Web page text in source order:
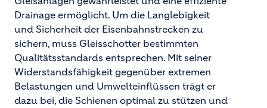
Drainage ermöglicht. Um die Langlebigkeit
und Sicherheit der Eisenbahnstrecken zu
sichern, muss Gleisschotter bestimmten
Qualitätsstandards entsprechen. Mit seiner
Widerstandsfähigkeit gegenüber extremen
Belastungen und Umwelteinflüssen trägt er
dazu bei, die Schienen optimal zu stützen und